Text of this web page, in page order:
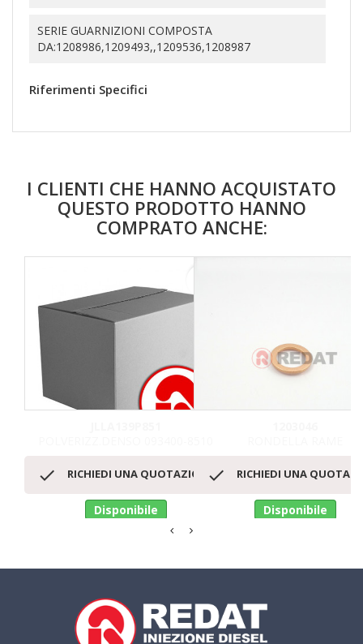
SERIE GUARNIZIONI COMPOSTA
DA:1208986,1209493,,1209536,1208987
Riferimenti Specifici
I CLIENTI CHE HANNO ACQUISTATO
QUESTO PRODOTTO HANNO
COMPRATO ANCHE:
 RICHIEDI UNA QUOTAZIONE
Disponibile
 RICHIEDI UNA
Disponibile